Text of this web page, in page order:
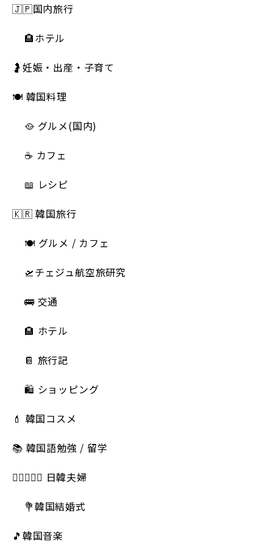
🇯🇵国内旅行
🏨ホテル
🤰妊娠・出産・子育て
🍽 韓国料理
🥘 グルメ(国内)
☕️ カフェ
📖 レシピ
🇰🇷 韓国旅行
🍽 グルメ / カフェ
🛫チェジュ航空旅研究
🚌 交通
🏨 ホテル
📔 旅行記
🛍️ ショッピング
💄 韓国コスメ
📚 韓国語勉強 / 留学
👩🏻‍❤️‍👨🏻 日韓夫婦
💐韓国結婚式
🎵韓国音楽